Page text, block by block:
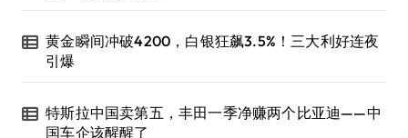
黄金瞬间冲破4200，白银狂飙3.5%！三大利好连夜
引爆
特斯拉中国卖第五，丰田一季净赚两个比亚迪——中
国车企该醒醒了